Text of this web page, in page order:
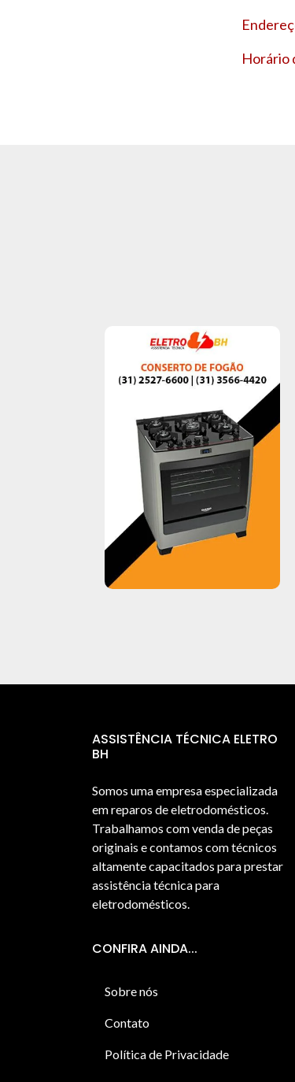
Horário
ASSISTÊNCIA TÉCNICA ELETRO
BH
Somos uma empresa especializada
em reparos de eletrodomésticos.
Trabalhamos com venda de peças
originais e contamos com técnicos
altamente capacitados para prestar
assistência técnica para
eletrodomésticos.
CONFIRA AINDA...
Sobre nós
Contato
Política de Privacidade